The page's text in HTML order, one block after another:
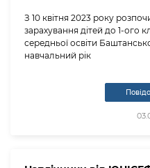
З 10 квітня 2023 року
зарахування дітей до 1-ого
середньої освіти
навчальний рік